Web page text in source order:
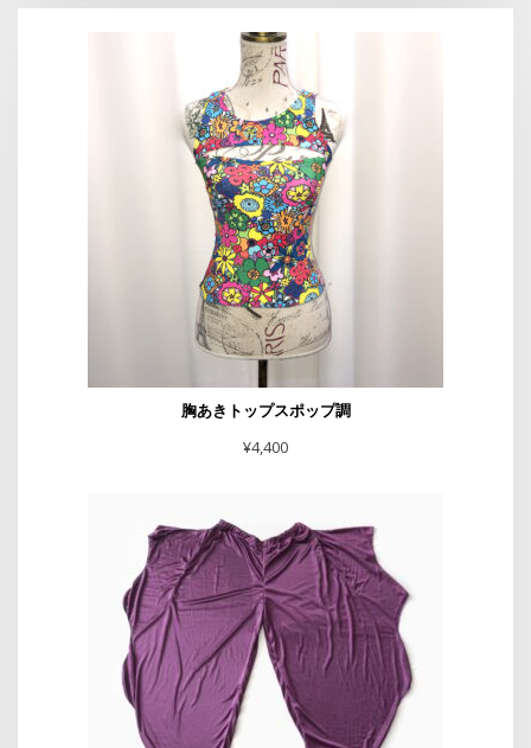
胸あきトップスポップ調
¥4,400